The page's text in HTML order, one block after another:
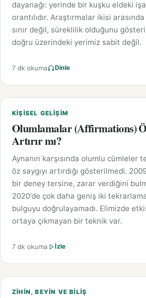
dayanağı: yerinde bir kuşku eldeki
orantılıdır. Araştırmalar ikisi
sınır değil, süreklilik olduğunu
doğru üzerindeki yerimiz sabit değil.
7 dk okuma Dinle
KIŞISEL GELIŞIM
Olumlamalar (Affirmations)
Artırır mı?
Aynanın karşısında olumlu cümleler
öz saygıyı artırdığı gösterilmedi.
bir deney tersine, zarar verdiğini
2020'de çok daha geniş iki tekrarlama
bulguyu doğrulayamadı. Elimizde
ortaya çıkmayan bir teknik var.
7 dk okuma İzle
ZIHIN, BEYIN VE BILIŞ